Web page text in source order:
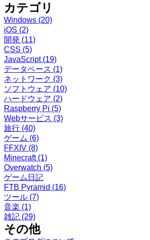
カテゴリ
Windows (20)
iOS (2)
開発 (11)
CSS (5)
JavaScript (19)
データベース (1)
ネットワーク (3)
ソフトウェア (10)
ハードウェア (2)
Raspberry Pi (5)
Webサービス (3)
旅行 (40)
ゲーム (6)
FFXIV (8)
Minecraft (1)
Overwatch (5)
ゲーム日記
FTB Pyramid (16)
ツール (7)
音楽 (1)
雑記 (29)
その他